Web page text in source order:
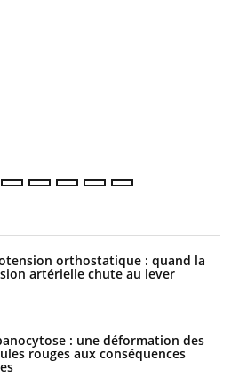
orthostatique : quand la
artérielle chute au lever
: une déformation des
rouges aux conséquences